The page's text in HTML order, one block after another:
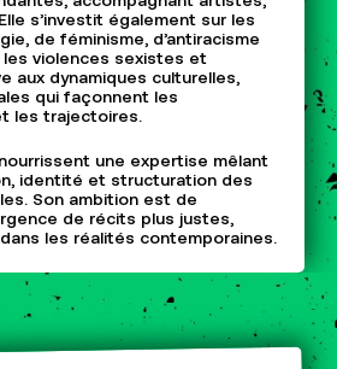
s’investit également sur les
de féminisme, d’antiracisme
violences sexistes et
aux dynamiques culturelles,
qui façonnent les
les trajectoires.
une expertise mêlant
identité et structuration des
Son ambition est de
de récits plus justes,
les réalités contemporaines.